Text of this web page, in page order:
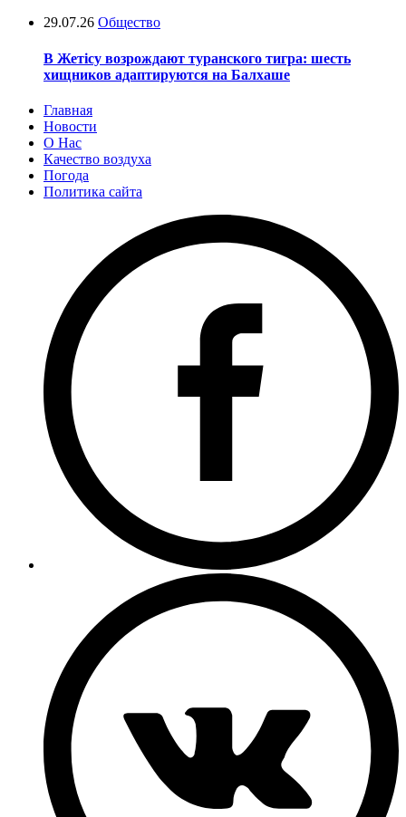
29.07.26 Общество
В Жетісу возрождают туранского тигра: шесть
хищников адаптируются на Балхаше
Главная
Новости
О Нас
Качество воздуха
Погода
Политика сайта